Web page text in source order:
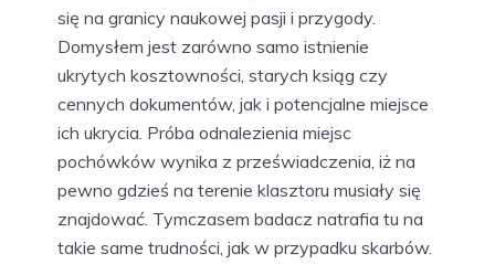
się na granicy naukowej pasji i przygody.
Domysłem jest zarówno samo istnienie
ukrytych kosztowności, starych ksiąg czy
cennych dokumentów, jak i potencjalne miejsce
ich ukrycia. Próba odnalezienia miejsc
pochówków wynika z przeświadczenia, iż na
pewno gdzieś na terenie klasztoru musiały się
znajdować. Tymczasem badacz natrafia tu na
takie same trudności, jak w przypadku skarbów.